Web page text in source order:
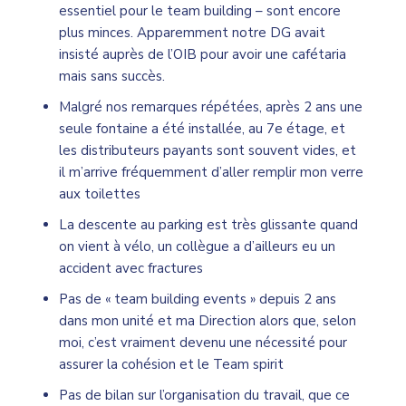
essentiel pour le team building – sont encore
plus minces. Apparemment notre DG avait
insisté auprès de l’OIB pour avoir une cafétaria
mais sans succès.
Malgré nos remarques répétées, après 2 ans une
seule fontaine a été installée, au 7e étage, et
les distributeurs payants sont souvent vides, et
il m’arrive fréquemment d’aller remplir mon verre
aux toilettes
La descente au parking est très glissante quand
on vient à vélo, un collègue a d’ailleurs eu un
accident avec fractures
Pas de « team building events » depuis 2 ans
dans mon unité et ma Direction alors que, selon
moi, c’est vraiment devenu une nécessité pour
assurer la cohésion et le Team spirit
Pas de bilan sur l’organisation du travail, que ce